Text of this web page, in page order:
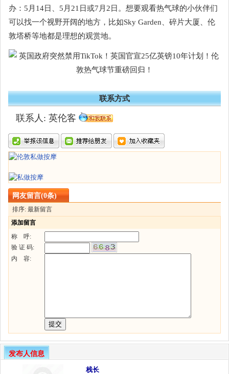
办：5月14日、5月21日或7月2日。想要观看热气球的小伙伴们
可以找一个视野开阔的地方，比如Sky Garden、碎片大厦、伦
敦塔桥等地都是理想的观赏地。
联系方式
联系人: 英伦客
网友留言(0条)
排序: 最新留言
添加留言
称 呼:
验 证 码:
内 容:
发布人信息
栈长